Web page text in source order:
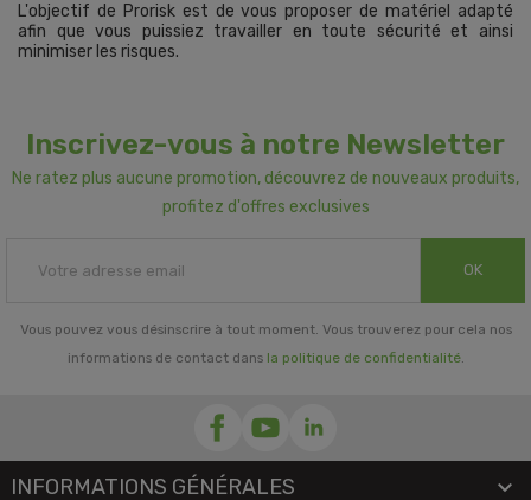
L'objectif de Prorisk est de vous proposer de matériel adapté
afin que vous puissiez travailler en toute sécurité et ainsi
minimiser les risques.
Inscrivez-vous à notre Newsletter
Ne ratez plus aucune promotion, découvrez de nouveaux produits,
profitez d'offres exclusives
OK
Vous pouvez vous désinscrire à tout moment. Vous trouverez pour cela nos
informations de contact dans la politique de confidentialité.
INFORMATIONS GÉNÉRALES 